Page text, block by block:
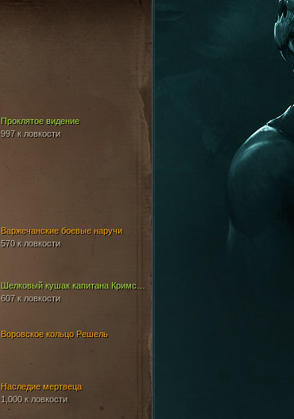
Проклятое видение
997 к ловкости
Варжечанские боевые наручи
570 к ловкости
Наследие мертвеца
1,000 к ловкости
607 к ловкости
Воровское кольцо Решель